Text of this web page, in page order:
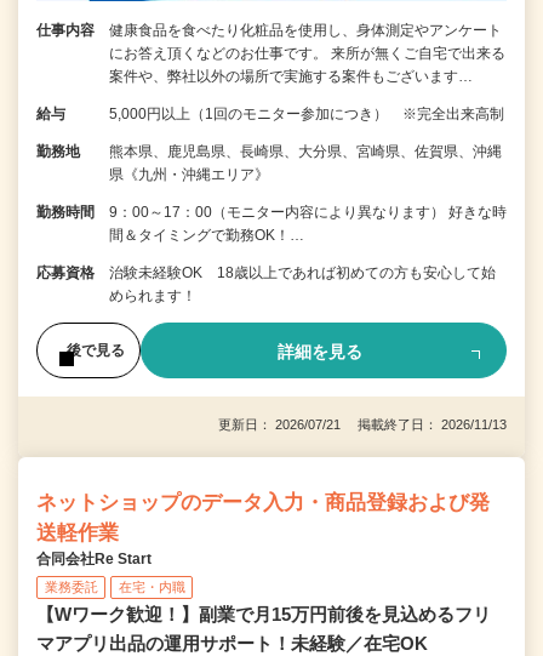
仕事内容
健康食品を食べたり化粧品を使用し、身体測定やアンケート
にお答え頂くなどのお仕事です。 来所が無くご自宅で出来る
案件や、弊社以外の場所で実施する案件もございます…
給与 5,000円以上（1回のモニター参加につき） ※完全出来高制
勤務地
熊本県、鹿児島県、長崎県、大分県、宮崎県、佐賀県、沖縄
県《九州・沖縄エリア》
勤務時間
9：00～17：00（モニター内容により異なります） 好きな時
間＆タイミングで勤務OK！…
応募資格
治験未経験OK 18歳以上であれば初めての方も安心して始
められます！
後で見る 詳細を見る
更新日： 2026/07/21 掲載終了日： 2026/11/13
ネットショップのデータ入力・商品登録および発
送軽作業
合同会社Re Start
業務委託 在宅・内職
【Wワーク歓迎！】副業で月15万円前後を見込めるフリ
マアプリ出品の運用サポート！未経験／在宅OK